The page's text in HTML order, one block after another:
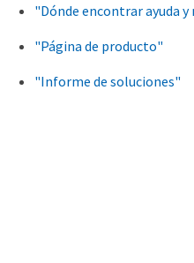
"Dónde encontrar ayuda
"Página de producto"
"Informe de soluciones"